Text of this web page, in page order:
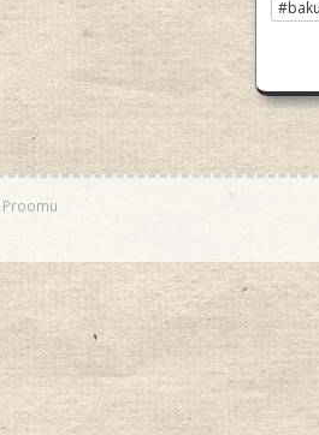
Proomu